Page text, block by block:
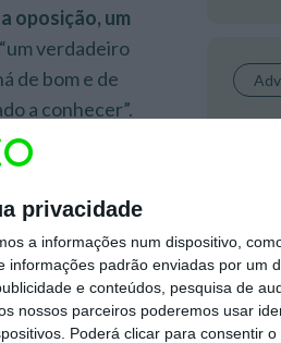
privacidade
a informações num dispositivo,
padrão enviadas por um
e conteúdos, pesquisa de
nossos parceiros poderemos usar
Poderá clicar para consentir o
oposição, um
verdadeiro
de bom e de
a conhecer”.
para
o ex
de domingo,
Araújo